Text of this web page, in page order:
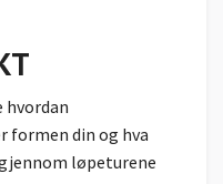
hvordan
formen din og hva
løpeturene